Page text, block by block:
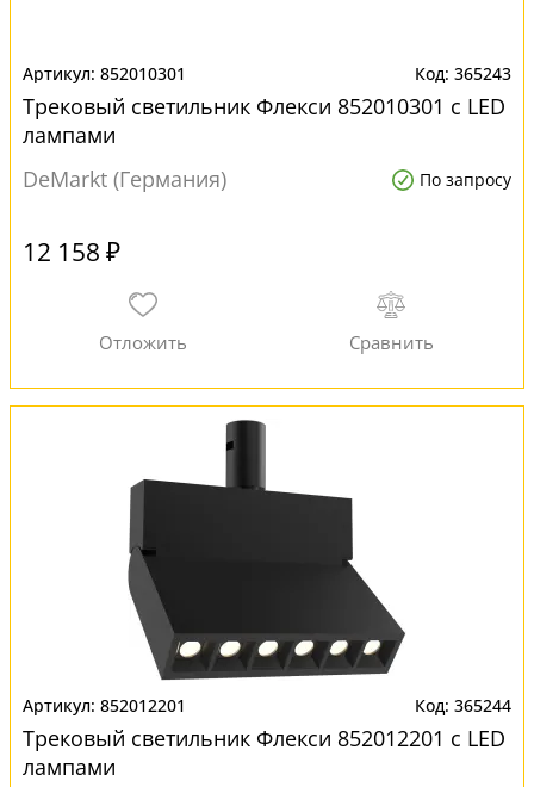
852010301 365243
Трековый светильник Флекси 852010301 с LED
лампами
DeMarkt (Германия)
По запросу
12 158 ₽
852012201 365244
Трековый светильник Флекси 852012201 с LED
лампами